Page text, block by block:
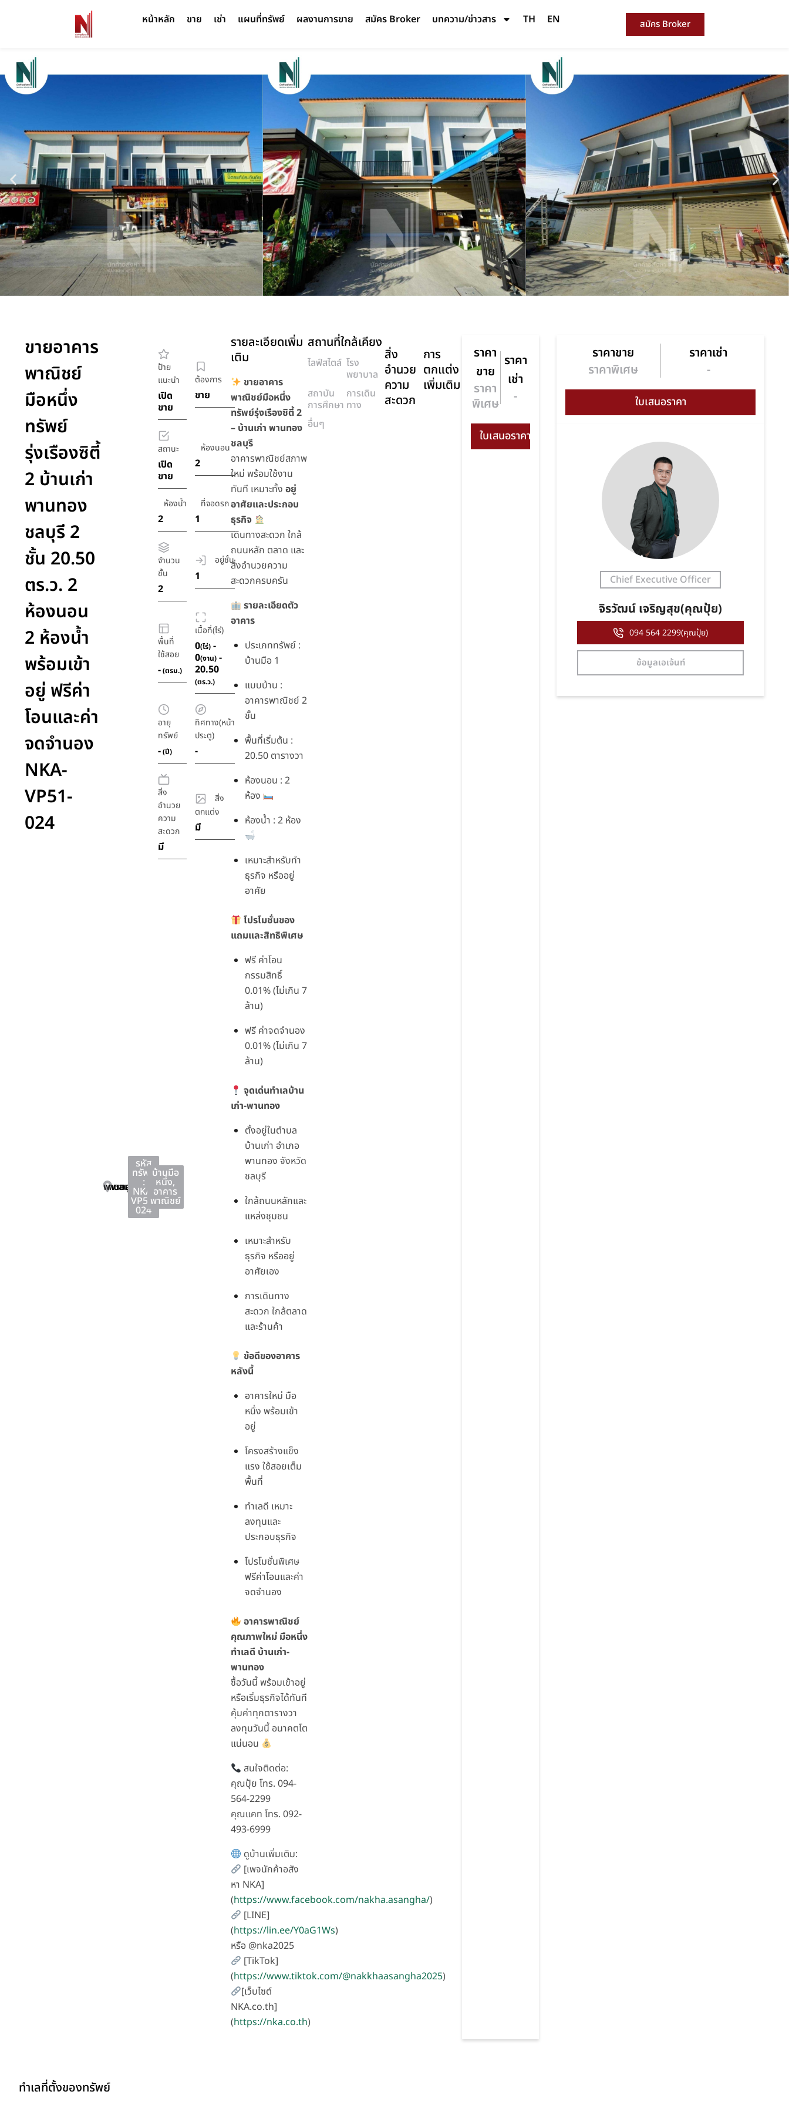
หน้าหลัก ขาย เช่า แผนที่ทรัพย์ ผลงานการขาย สมัคร Broker บทความ/ข่าวสาร TH EN สมัคร Broker
ขายอาคาร
พาณิชย์
มือหนึ่ง
ทรัพย์
รุ่งเรืองซิตี้
2 บ้านเก่า
พานทอง
ชลบุรี 2
ชั้น 20.50
ตร.ว. 2
ห้องนอน
2 ห้องน้ำ
พร้อมเข้า
อยู่ ฟรีค่า
โอนและค่า
จดจำนอง
NKA-
VP51-
024
พานทอง
พานทอง
ชลบุรี
รหัส
ทรัพย์
:
NKA-
VP51-
024
บ้านมือ
หนึ่ง,
อาคาร
พาณิชย์
ป้าย
แนะนำ
เปิด
ขาย
ต้องการ
ขาย
สถานะ
เปิด
ขาย
ห้องนอน
2
ห้องน้ำ
2
ที่จอดรถ
1
จำนวน
ชั้น
2
อยู่ชั้น
1
พื้นที่
ใช้สอย
-(ตรม.)
เนื้อที่(ไร่)
0(ไร่)-
0(งาน)-
20.50
(ตร.ว.)
อายุ
ทรัพย์
-(ปี)
ทิศทาง(หน้า
ประตู)
-
สิ่ง
อำนวย
ความ
สะดวก
มี
สิ่ง
ตกแต่ง
มี
รายละเอียดเพิ่ม
เติม
ขายอาคาร
พาณิชย์มือหนึ่ง
ทรัพย์รุ่งเรืองซิตี้ 2
– บ้านเก่า พานทอง
ชลบุรี
อาคารพาณิชย์สภาพ
ใหม่ พร้อมใช้งาน
ทันที เหมาะทั้ง อยู่
อาศัยและประกอบ
ธุรกิจ
เดินทางสะดวก ใกล้
ถนนหลัก ตลาด และ
สิ่งอำนวยความ
สะดวกครบครัน
รายละเอียดตัว
อาคาร
ประเภททรัพย์ :
บ้านมือ 1
แบบบ้าน :
อาคารพาณิชย์ 2
ชั้น
พื้นที่เริ่มต้น :
20.50 ตารางวา
ห้องนอน : 2
ห้อง
ห้องน้ำ : 2 ห้อง
เหมาะสำหรับทำ
ธุรกิจ หรืออยู่
อาศัย
โปรโมชั่นของ
แถมและสิทธิพิเศษ
ฟรี ค่าโอน
กรรมสิทธิ์
0.01% (ไม่เกิน 7
ล้าน)
ฟรี ค่าจดจำนอง
0.01% (ไม่เกิน 7
ล้าน)
จุดเด่นทำเลบ้าน
เก่า-พานทอง
ตั้งอยู่ในตำบล
บ้านเก่า อำเภอ
พานทอง จังหวัด
ชลบุรี
ใกล้ถนนหลักและ
แหล่งชุมชน
เหมาะสำหรับ
ธุรกิจ หรืออยู่
อาศัยเอง
การเดินทาง
สะดวก ใกล้ตลาด
และร้านค้า
ข้อดีของอาคาร
หลังนี้
อาคารใหม่ มือ
หนึ่ง พร้อมเข้า
อยู่
โครงสร้างแข็ง
แรง ใช้สอยเต็ม
พื้นที่
ทำเลดี เหมาะ
ลงทุนและ
ประกอบธุรกิจ
โปรโมชั่นพิเศษ
ฟรีค่าโอนและค่า
จดจำนอง
อาคารพาณิชย์
คุณภาพใหม่ มือหนึ่ง
ทำเลดี บ้านเก่า-
พานทอง
ซื้อวันนี้ พร้อมเข้าอยู่
หรือเริ่มธุรกิจได้ทันที
คุ้มค่าทุกตารางวา
ลงทุนวันนี้ อนาคตโต
แน่นอน
สนใจติดต่อ:
คุณปุ้ย โทร. 094-
564-2299
คุณแคท โทร. 092-
493-6999
ดูบ้านเพิ่มเติม:
[เพจนักค้าอสัง
หา NKA]
(https://www.facebook.com/nakha.asangha/)
[LINE]
(https://lin.ee/Y0aG1Ws)
หรือ @nka2025
[TikTok]
(https://www.tiktok.com/@nakkhaasangha2025)
[เว็บไซต์
NKA.co.th]
(https://nka.co.th)
สถานที่ใกล้เคียง
ไลฟ์สไตล์ โรง
พยาบาล
สถาบัน
การศึกษา
การเดิน
ทาง
อื่นๆ
สิ่ง
อำนวย
ความ
สะดวก
การ
ตกแต่ง
เพิ่มเติม
ราคา
ขาย
ราคา
พิเศษ
ราคา
เช่า
-
ราคาขาย
ราคาพิเศษ
ราคาเช่า
-
Chief Executive Officer
จิรวัฒน์ เจริญสุข(คุณปุ้ย)
094 564 2299(คุณปุ้ย)
ข้อมูลเอเจ้นท์
ทำเลที่ตั้งของทรัพย์